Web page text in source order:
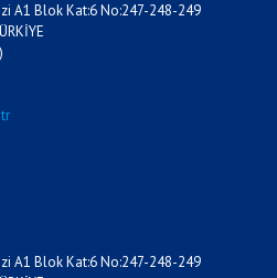
A1 Blok Kat:6 No:247-248-249
A1 Blok Kat:6 No:247-248-249